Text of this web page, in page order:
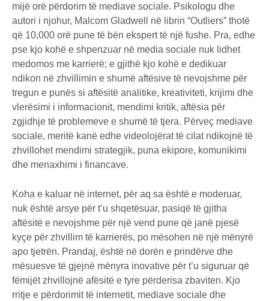
mijë orë përdorim të mediave sociale. Psikologu dhe
autori i njohur, Malcom Gladwell në librin “Outliers” thotë
që 10,000 orë pune të bën ekspert të një fushe. Pra, edhe
pse kjo kohë e shpenzuar në media sociale nuk lidhet
medomos me karrierë; e gjithë kjo kohë e dedikuar
ndikon në zhvillimin e shumë aftësive të nevojshme për
tregun e punës si aftësitë analitike, kreativiteti, krijimi dhe
vlerësimi i informacionit, mendimi kritik, aftësia për
zgjidhje të problemeve e shumë të tjera. Përveç mediave
sociale, meritë kanë edhe videolojërat të cilat ndikojnë të
zhvillohet mendimi strategjik, puna ekipore, komunikimi
dhe menaxhimi i financave.
Koha e kaluar në internet, për aq sa është e moderuar,
nuk është arsye për t’u shqetësuar, pasiqë të gjitha
aftësitë e nevojshme për një vend pune që janë pjesë
kyçe për zhvillim të karrierës, po mësohen në një mënyrë
apo tjetrën. Prandaj, është në dorën e prindërve dhe
mësuesve të gjejnë mënyra inovative për t’u siguruar që
fëmijët zhvillojnë afësitë e tyre përderisa zbaviten. Kjo
rritje e përdorimit të internetit, mediave sociale dhe